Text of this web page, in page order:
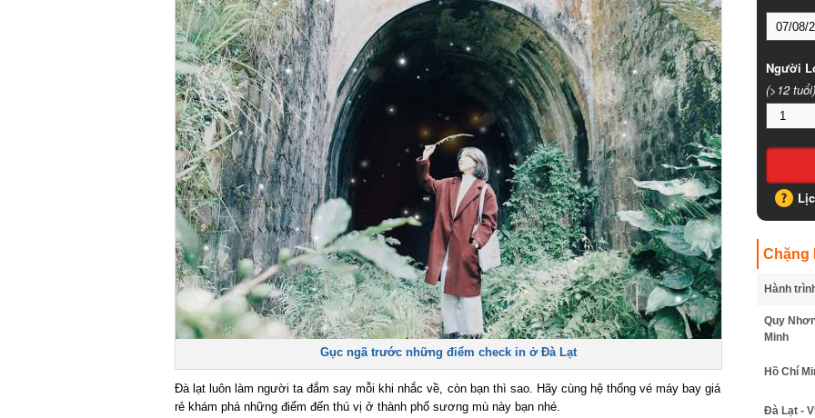
Gục ngã trước những điểm check in ở Đà Lạt
Đà lạt luôn làm người ta đắm say mỗi khi nhắc về, còn bạn thì sao. Hãy cùng hệ thống vé máy bay giá
rẻ khám phá những điểm đến thú vị ở thành phố sương mù này bạn nhé.
Người
(>12 tuổi)
Chặng
Hành trình*
Quy Nhơn
Minh
Hồ Chí
Đà Lạt -